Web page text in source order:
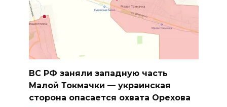
ВС РФ заняли западную часть
Малой Токмачки — украинская
сторона опасается охвата Орехова